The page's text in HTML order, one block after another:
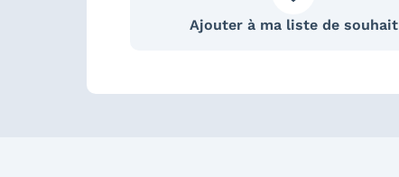
Ajouter à ma liste de souhait